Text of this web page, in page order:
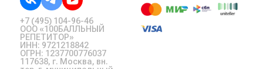
+7 (495) 104-96-46
ООО «100БАЛЛЬНЫЙ
РЕПЕТИТОР»
ИНН: 9721218842
ОГРН: 1237700776037
117638, г. Москва, вн.